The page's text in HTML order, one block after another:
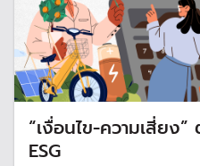
“เงื่อนไข-ความเสี่ยง
ESG